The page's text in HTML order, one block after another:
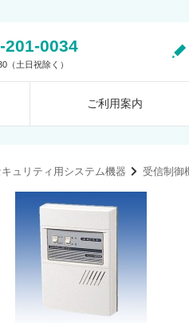
201-0034
（土日祝除く）
ご利用案内
キュリティ用システム機器 受信制御